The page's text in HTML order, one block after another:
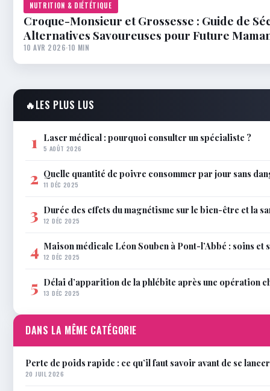
NUTRITION & DIÉTÉTIQUE
Croque-Monsieur et Grossesse : Guide de
Alternatives Savoureuses pour Future
10 AVR 2026·10 MIN
🔥LES PLUS LUS
1 Laser médical : pourquoi consulter un spécialiste ?
5 AOÛT 2026
2 Quelle quantité de poivre consommer par jour sans
11 DÉC 2025
3 Durée des effets du magnétisme sur le bien-être et la
12 DÉC 2025
4 Maison médicale Léon Souben à Pont-l’Abbé : soins et
12 DÉC 2025
5 Délai d’apparition de la phlébite après une opération
13 DÉC 2025
DANS LA MÊME CATÉGORIE
Perte de poids rapide : ce qu’il faut savoir avant de se lancer
20 JUIL 2026